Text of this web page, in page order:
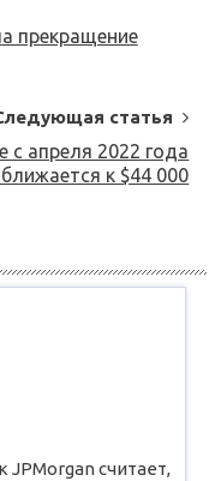
прекращение
статья
с апреля 2022 года
к $44 000
JPMorgan считает,